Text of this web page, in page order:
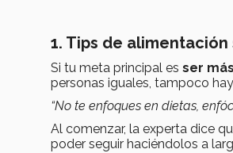
1. Tips de
Si tu meta principal es ser
personas iguales, tampoco
“No te enfoques en dietas,
Al comenzar, la experta dice
poder seguir haciéndolos a